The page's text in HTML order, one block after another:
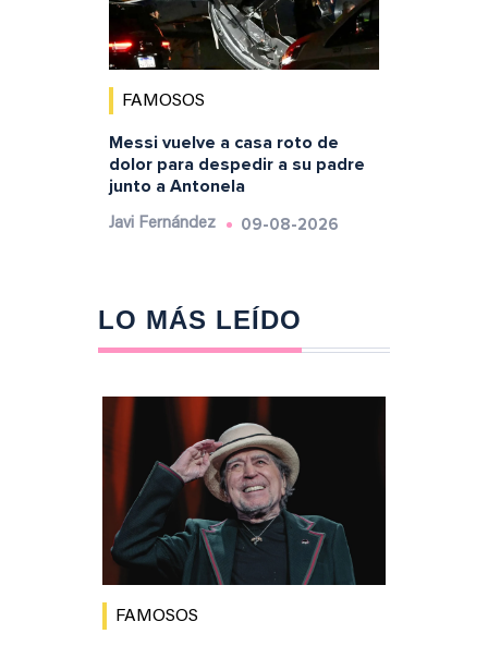
FAMOSOS
Messi vuelve a casa roto de
dolor para despedir a su padre
junto a Antonela
Javi Fernández 09-08-2026
LO MÁS LEÍDO
FAMOSOS